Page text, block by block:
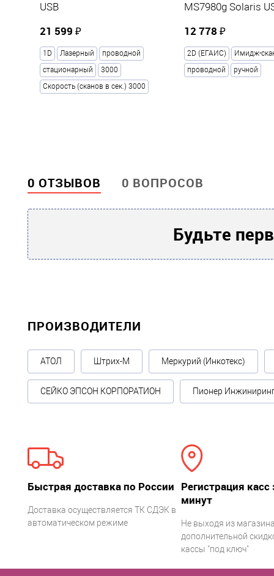
стандартные
Физические параметры
Гарантия, месяцев
USB
21 599 ₽
1D Лазерный
проводной
стационарный
3000
Скорость (сканов в сек.) 3000
MS7980g Solaris
12 778 ₽
2D (ЕГАИС)
Имидж-
проводной
ручной
0 ОТЗЫВОВ 0 ВОПРОСОВ
Будьте
ПРОИЗВОДИТЕЛИ
АТОЛ Штрих-М Меркурий (Инкотекс)
СЕЙКО ЭПСОН КОРПОРАТИОН Пионер
Быстрая доставка по России
Доставка осуществляется ТК СДЭК в
автоматическом режиме
Регистрация касс
минут
Не выходя из
дополнительной
кассы "под ключ"